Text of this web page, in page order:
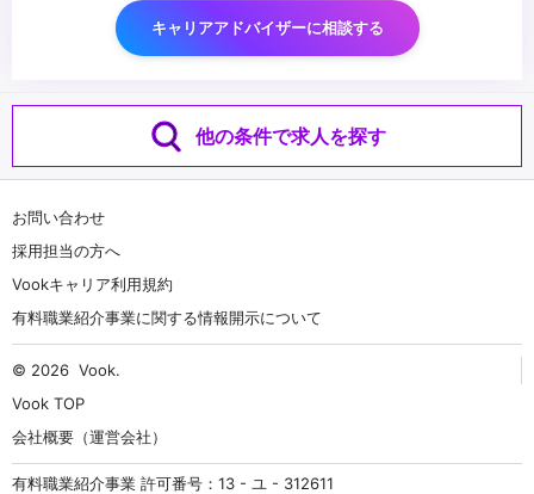
キャリアアドバイザーに相談する
他の条件で求人を探す
お問い合わせ
採用担当の方へ
Vookキャリア利用規約
有料職業紹介事業に関する情報開示について
© 2026 Vook.
Vook TOP
会社概要（運営会社）
有料職業紹介事業 許可番号：13 - ユ - 312611